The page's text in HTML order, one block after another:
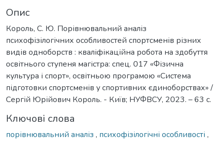
Опис
Король, С. Ю. Порівнювальний аналіз
психофізілогічних особливостей спортсменів різних
видів одноборств : кваліфікаційна робота на здобуття
освітнього ступеня магістра: спец. 017 «Фізична
культура і спорт», освітньою програмою «Система
підготовки спортсменів у спортивних єдиноборствах» /
Сергій Юрійович Король. - Київ; НУФВСУ, 2023. – 63 с.
Ключові слова
порівнювальний аналіз , психофізілогічні особливості ,